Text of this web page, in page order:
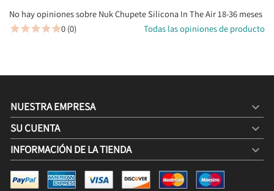
NUK CHUPETE SILICONA IN THE AIR 18-36 MESES
No hay opiniones sobre Nuk Chupete Silicona In The Air 18-36 meses
0 (0) Todas las opiniones de producto
NUESTRA EMPRESA 
SU CUENTA 
INFORMACIÓN DE LA TIENDA keyboard_arrow_down